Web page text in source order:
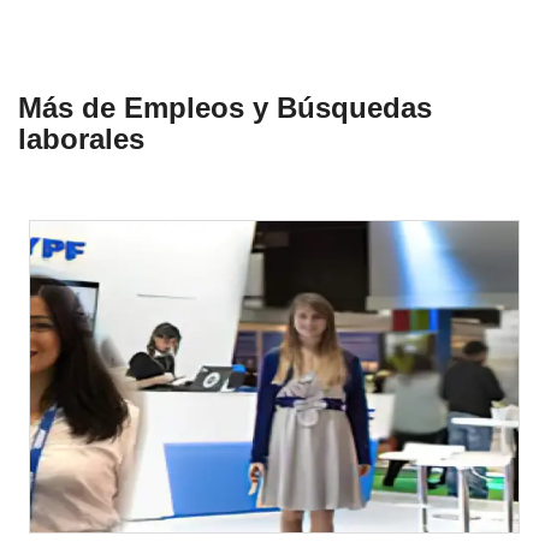
Más de Empleos y Búsquedas
laborales